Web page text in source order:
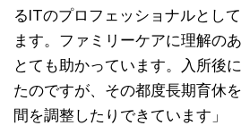
るITのプロフェッショナルとし
ます。ファミリーケアに理解の
とても助かっています。入所後
たのですが、その都度長期育休
間を調整したりできています」